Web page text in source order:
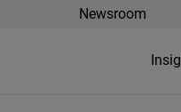
Newsroom